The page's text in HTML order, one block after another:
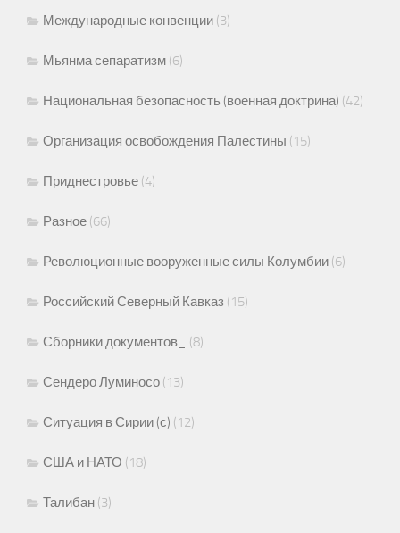
Международные конвенции (3)
Мьянма сепаратизм (6)
Национальная безопасность (военная доктрина) (42)
Организация освобождения Палестины (15)
Приднестровье (4)
Разное (66)
Революционные вооруженные силы Колумбии (6)
Российский Северный Кавказ (15)
Сборники документов_ (8)
Сендеро Луминосо (13)
Ситуация в Сирии (с) (12)
США и НАТО (18)
Талибан (3)